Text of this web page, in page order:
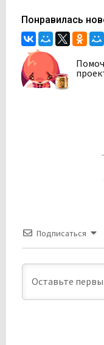
Понравилась
Подписаться